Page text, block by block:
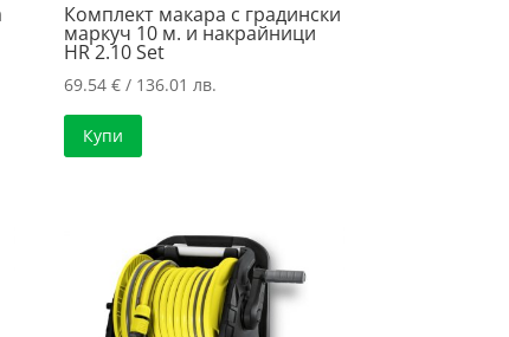
Комплект макара с градински
маркуч 10 м. и накрайници
HR 2.10 Set
69.54€ / 136.01 лв.
Купи